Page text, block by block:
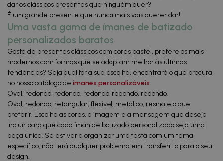
dar os clássicos presentes que ninguém quer?
É um grande presente que nunca mais vais querer dar!
Uma vasta gama de ímanes de batizado
personalizados baratos
Gosta de presentes clássicos com cores pastel, prefere os mais
modernos com formas que se adaptam melhor às últimas
tendências? Seja qual for a sua escolha, encontrará o que procura
no nosso catálogo de ímanes personalizáveis.
Oval, redondo, redondo, redondo, redondo, redondo.
Oval, redondo, retangular, flexível, metálico, resina e o que
preferir. Escolha as cores, a imagem e a mensagem que deseja
incluir para que cada íman de batizado personalizado seja uma
peça única. Se estiver a organizar uma festa com um tema
específico, não terá qualquer problema em transferi-lo para o seu
design.